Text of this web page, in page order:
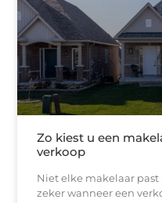
Zo kiest u een
verkoop
Niet elke makelaar
zeker wanneer een